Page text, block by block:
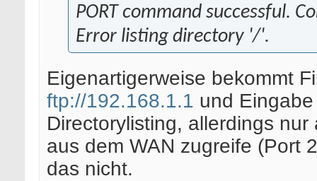
PORT command successful.
Error listing directory '/'.
Eigenartigerweise bekommt
ftp://192.168.1.1 und
Directorylisting, allerdings
aus dem WAN zugreife (Port
das nicht.